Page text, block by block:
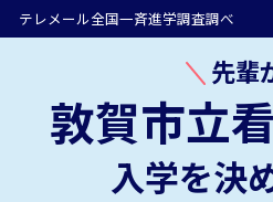
テレメール全国一斉進学調査調べ
先輩
敦賀市立
入学を決